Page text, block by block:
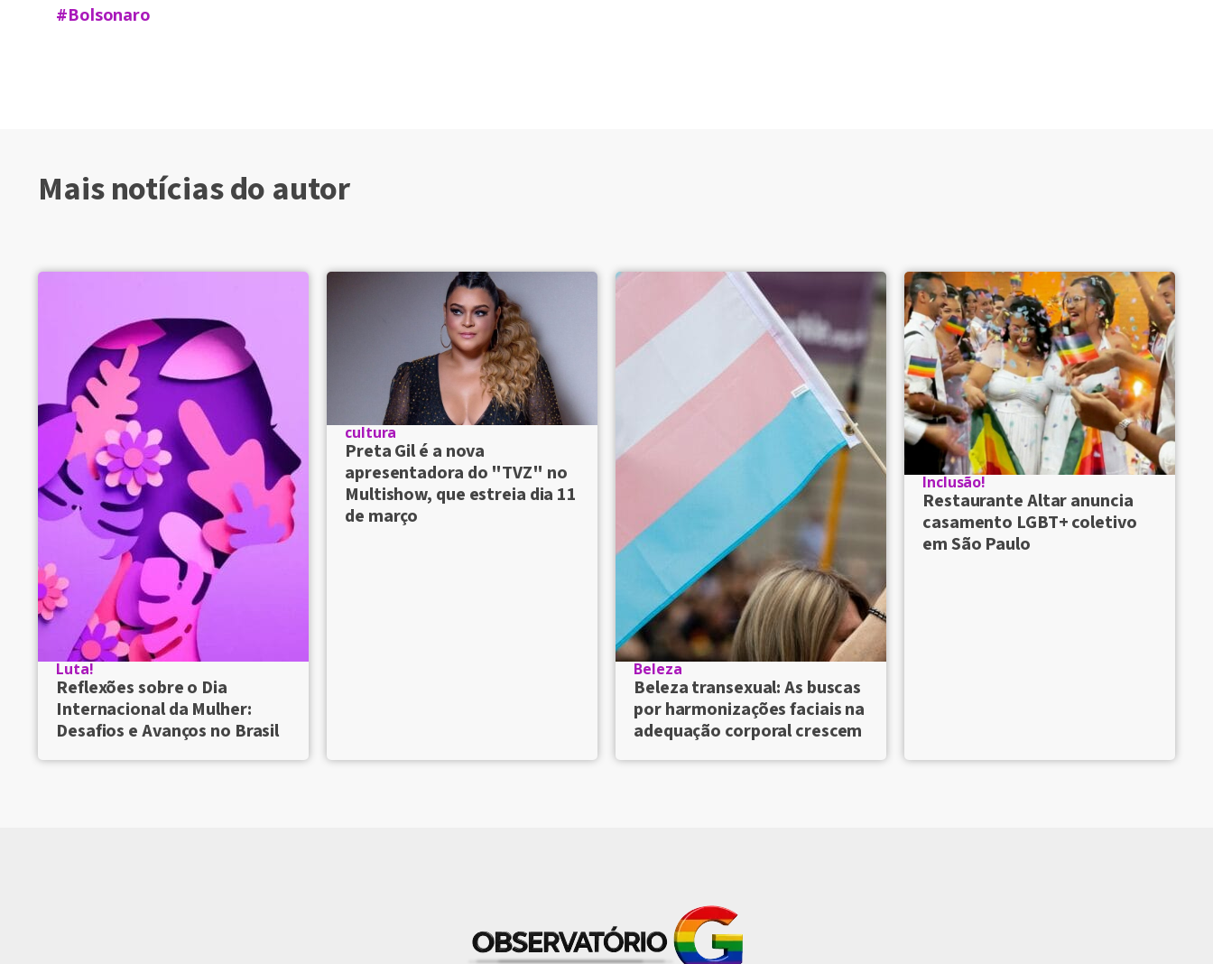
#Bolsonaro
Mais notícias do autor
Luta!
Reflexões sobre o Dia
Internacional da Mulher:
Desafios e Avanços no Brasil
cultura
Preta Gil é a nova
apresentadora do "TVZ" no
Multishow, que estreia dia 11
de março
Beleza
Beleza transexual: As buscas
por harmonizações faciais na
adequação corporal crescem
Inclusão!
Restaurante Altar anuncia
casamento LGBT+ coletivo
em São Paulo